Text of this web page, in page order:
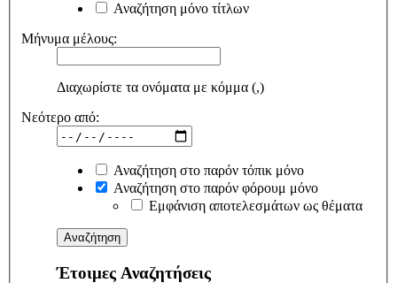
Αναζήτηση μόνο τίτλων
Μήνυμα μέλους:
Διαχωρίστε τα ονόματα με κόμμα (,)
Νεότερο από:
Αναζήτηση στο παρόν τόπικ μόνο
Αναζήτηση στο παρόν φόρουμ μόνο
Εμφάνιση αποτελεσμάτων ως θέματα
Έτοιμες Αναζητήσεις